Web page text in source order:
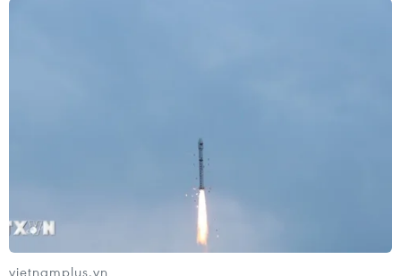
phim kết thúc, hơn 2.300 khán giả có mặt tại
Nhà hát Lớn Lumeire đã đồng loại đứng dậy vỗ
vietnamplus.vn